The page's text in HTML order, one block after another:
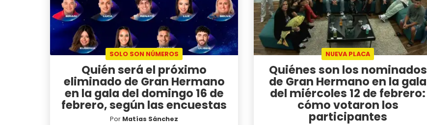
SOLO SON NÚMEROS
Quién será el próximo
eliminado de Gran Hermano
en la gala del domingo 16 de
febrero, según las encuestas
Por Matías Sánchez
NUEVA PLACA
Quiénes son los nominados
de Gran Hermano en la gala
del miércoles 12 de febrero:
cómo votaron los
participantes